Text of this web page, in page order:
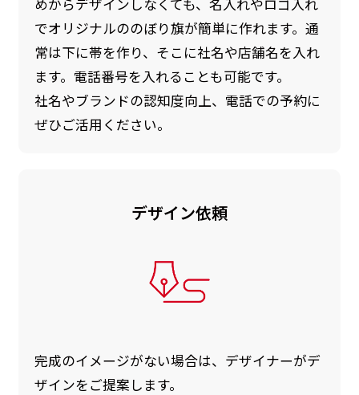
めからデザインしなくても、名入れやロゴ入れ
でオリジナルののぼり旗が簡単に作れます。通
常は下に帯を作り、そこに社名や店舗名を入れ
ます。電話番号を入れることも可能です。
社名やブランドの認知度向上、電話での予約に
ぜひご活用ください。
デザイン依頼
完成のイメージがない場合は、デザイナーがデ
ザインをご提案します。